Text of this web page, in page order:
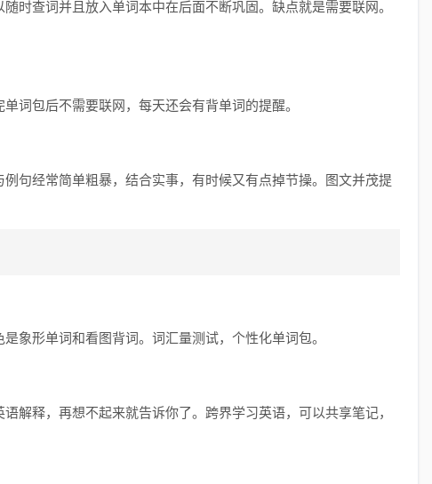
时查词并且放入单词本中在后面不断巩固。缺点就是需要联网。
词包后不需要联网，每天还会有背单词的提醒。
句经常简单粗暴，结合实事，有时候又有点掉节操。图文并茂提
象形单词和看图背词。词汇量测试，个性化单词包。
解释，再想不起来就告诉你了。跨界学习英语，可以共享笔记，